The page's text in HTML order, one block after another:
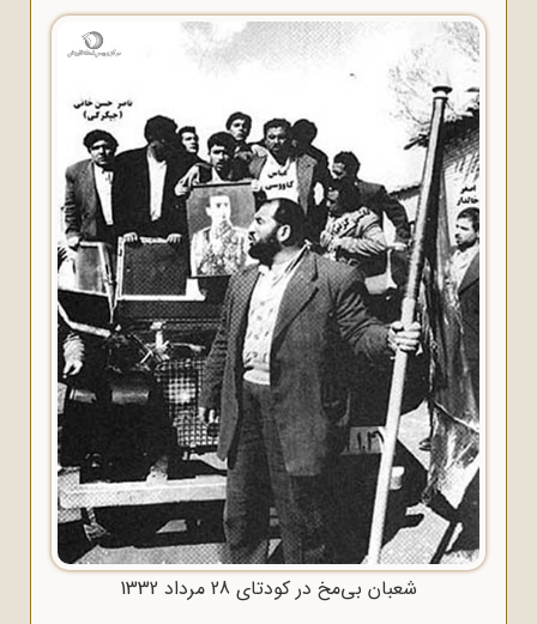
شعبان بی‌مخ در کودتای 28 مرداد 1332